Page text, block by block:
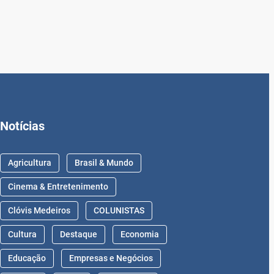
Notícias
Agricultura Brasil & Mundo
Cinema & Entretenimento
Clóvis Medeiros COLUNISTAS
Cultura Destaque Economia
Educação Empresas e Negócios